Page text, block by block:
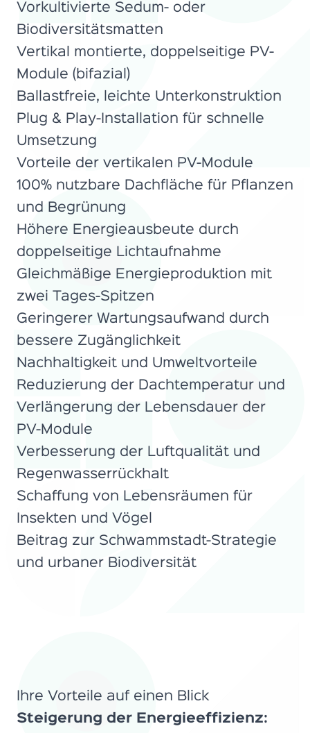
Vorkultivierte Sedum- oder
Biodiversitätsmatten
Vertikal montierte, doppelseitige PV-
Module (bifazial)
Ballastfreie, leichte Unterkonstruktion
Plug & Play-Installation für schnelle
Umsetzung
Vorteile der vertikalen PV-Module
100% nutzbare Dachfläche für Pflanzen
und Begrünung
Höhere Energieausbeute durch
doppelseitige Lichtaufnahme
Gleichmäßige Energieproduktion mit
zwei Tages-Spitzen
Geringerer Wartungsaufwand durch
bessere Zugänglichkeit
Nachhaltigkeit und Umweltvorteile
Reduzierung der Dachtemperatur und
Verlängerung der Lebensdauer der
PV-Module
Verbesserung der Luftqualität und
Regenwasserrückhalt
Schaffung von Lebensräumen für
Insekten und Vögel
Beitrag zur Schwammstadt-Strategie
und urbaner Biodiversität
Ihre Vorteile auf einen Blick
Steigerung der Energieeffizienz: